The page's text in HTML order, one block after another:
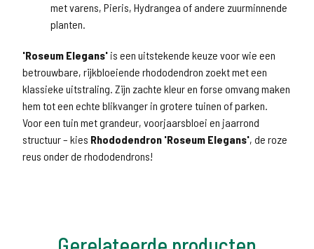
met varens, Pieris, Hydrangea of andere zuurminnende
planten.
'Roseum Elegans' is een uitstekende keuze voor wie een
betrouwbare, rijkbloeiende rhododendron zoekt met een
klassieke uitstraling. Zijn zachte kleur en forse omvang maken
hem tot een echte blikvanger in grotere tuinen of parken.
Voor een tuin met grandeur, voorjaarsbloei en jaarrond
structuur – kies Rhododendron 'Roseum Elegans', de roze
reus onder de rhododendrons!